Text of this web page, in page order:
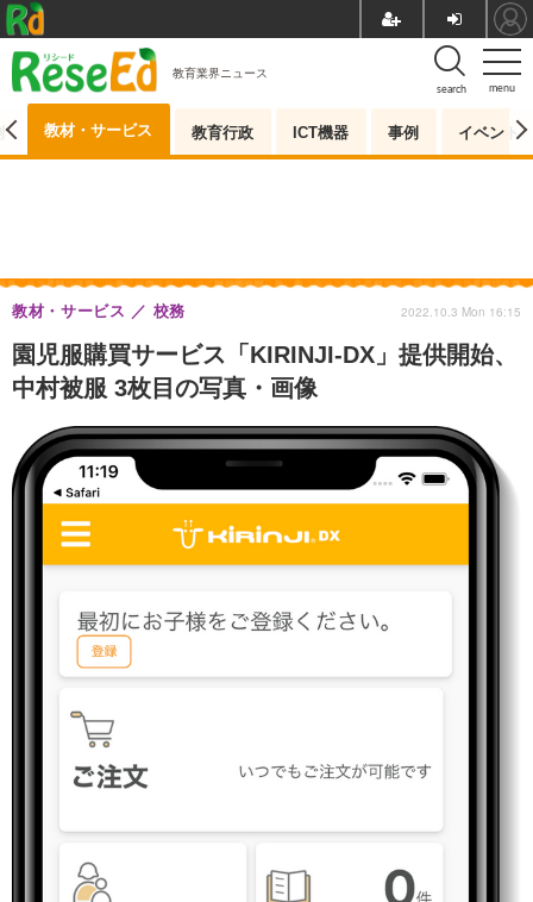
menu
search
教育業界ニュース
教材・サービス 教育行政 ICT機器 事例 イベント
園児服購買サービス「KIRINJI-DX」提供開始、
中村被服 3枚目の写真・画像
教材・サービス 校務 2022.10.3 Mon 16:15